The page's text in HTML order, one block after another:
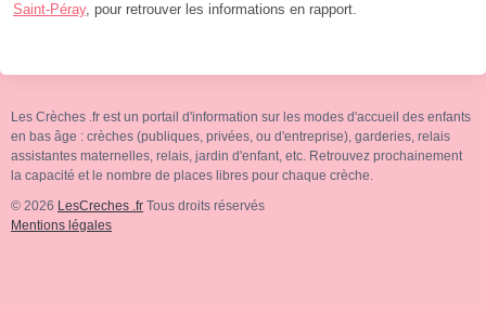
Saint-Péray, pour retrouver les informations en rapport.
Les Crèches .fr est un portail d'information sur les modes d'accueil des enfants
en bas âge : crèches (publiques, privées, ou d'entreprise), garderies, relais
assistantes maternelles, relais, jardin d'enfant, etc. Retrouvez prochainement
la capacité et le nombre de places libres pour chaque crèche.
© 2026 LesCreches .fr Tous droits réservés
Mentions légales